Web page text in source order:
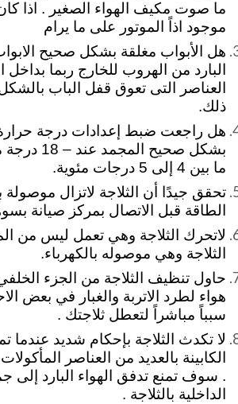
ما صوت مكيف الهواء الصغير . اذا
موجود اذاً الموتور على ما يرام
هل الأبواب مغلقة بشكل صحيح
البارد من الهروب للخارج ربما بداخل
العناصر التى تعوق قفل الباب
ذلك.
هل راجعت ضبط إعدادات درجة حرارة
بشكل صحيح
ما بين 4 إلى 5 درجات مئوية.
تحقق جيدًا أن الثلاجة لاتزال
الطاقة قبل الاتصال بمركز صيانة
لاتحرك الثلاجة وهي تعمل ليس من
الثلاجة وهي موصوله بالكهرباء.
حاول تنظيف الثلاجة من الجزء
هواء لطرد الاتربة والغبار في بعض
سبباً مباشراً لتعطل ثلاجتك .
لا تكدث الثلاجة بإحكام شديد عندما
الكابينة بالعديد من العناصر
. سوف تمنع تدفق الهواء البارد إلى
الداخلية بالثلاجة .